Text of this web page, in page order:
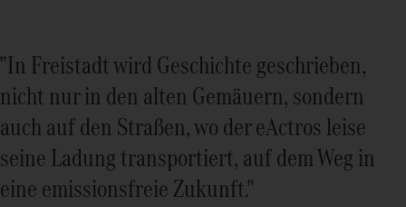
"In Freistadt wird Geschichte geschrieben,
nicht nur in den alten Gemäuern, sondern
auch auf den Straßen, wo der eActros leise
seine Ladung transportiert, auf dem Weg in
eine emissionsfreie Zukunft."